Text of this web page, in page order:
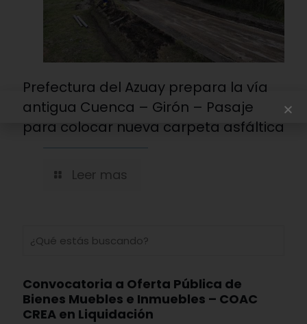
Prefectura del Azuay prepara la vía
antigua Cuenca – Girón – Pasaje
para colocar nueva carpeta asfáltica
Leer mas
Convocatoria a Oferta Pública de
Bienes Muebles e Inmuebles – COAC
CREA en Liquidación